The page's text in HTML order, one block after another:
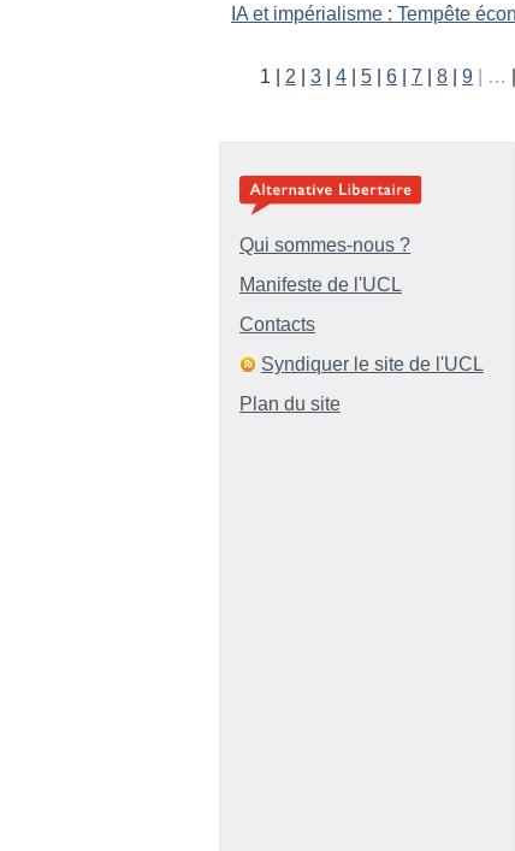
IA et impérialisme : Tempête
1 2 3 4 5 6 7 8 9 …
Qui sommes-nous ?
Manifeste de l'UCL
Contacts
Syndiquer le site de l'UCL
Plan du site